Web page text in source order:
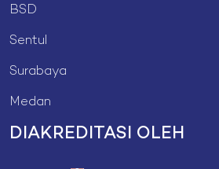
BSD
Sentul
Surabaya
Medan
DIAKREDITASI OLEH